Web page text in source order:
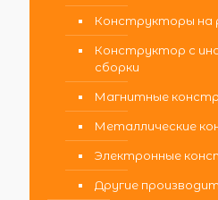
Конструкторы на
Конструктор с
сборки
Магнитные
Металлические
Электронные
Другие